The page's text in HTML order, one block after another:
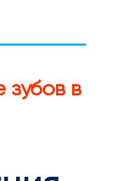
зубов в